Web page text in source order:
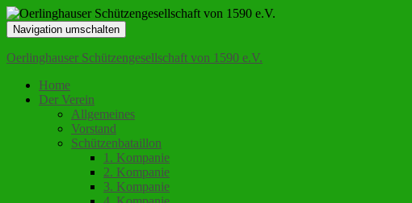
Navigation umschalten
Oerlinghauser Schützengesellschaft von 1590 e.V.
Home
Der Verein
Allgemeines
Vorstand
Schützenbataillon
1. Kompanie
2. Kompanie
3. Kompanie